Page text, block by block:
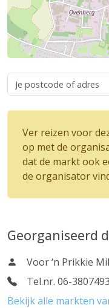
Ver reizen voor
op met de
dat de markt ook
de organisator
Georganiseerd
Voor ‘n Prikkie
Tel.nr. 06-
Bekijk alle markten